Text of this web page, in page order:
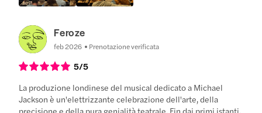
Feroze
feb 2026 Prenotazione verificata
5/5
La produzione londinese del musical dedicato a Michael
Jackson è un'elettrizzante celebrazione dell'arte, della